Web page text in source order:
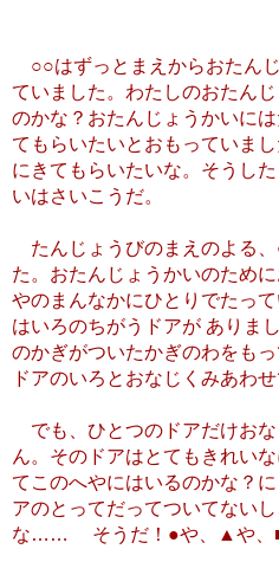
○○はずっとまえからおたん
ていました。わたしのおたん
のかな？おたんじょうかいに
てもらいたいとおもっていま
にきてもらいたいな。そうし
いはさいこうだ。
たんじょうびのまえのよる
た。おたんじょうかいのため
やのまんなかにひとりでたっ
はいろのちがうドアが あり
のかぎがついたかぎのわをも
ドアのいろとおなじくみあわせ
でも、ひとつのドアだけお
ん。そのドアはとてもきれい
てこのへやにはいるのかな？
アのとってだってついてない
な…… そうだ！●や、▲や、■